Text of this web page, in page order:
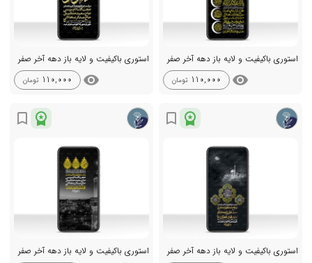
استوری باکیفیت و لایه باز دهه آخر صفر
visibility
110,000 تومان
استوری باکیفیت و لایه باز دهه آخر صفر
visibility
110,000 تومان
workspace_premium
bookmark_border
استوری باکیفیت و لایه باز دهه آخر صفر
workspace_premium
bookmark_border
استوری باکیفیت و لایه باز دهه آخر صفر